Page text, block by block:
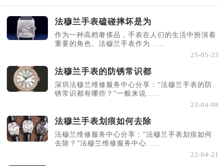
法穆兰手表磕碰摔坏是为
作为一种高档奢侈品，手表在人们的生活中扮演着
重要的角色。法穆兰手表作为......
25-05-23
法穆兰手表的防锈常识都
深圳法穆兰维修服务中心分享：“法穆兰手表的防
锈常识都有哪些？”一般来说......
23-04-08
法穆兰手表划痕如何去除
法穆兰维修服务中心分享：”法穆兰手表划痕如何
去除？”法穆兰维修服务中心......
22-04-21